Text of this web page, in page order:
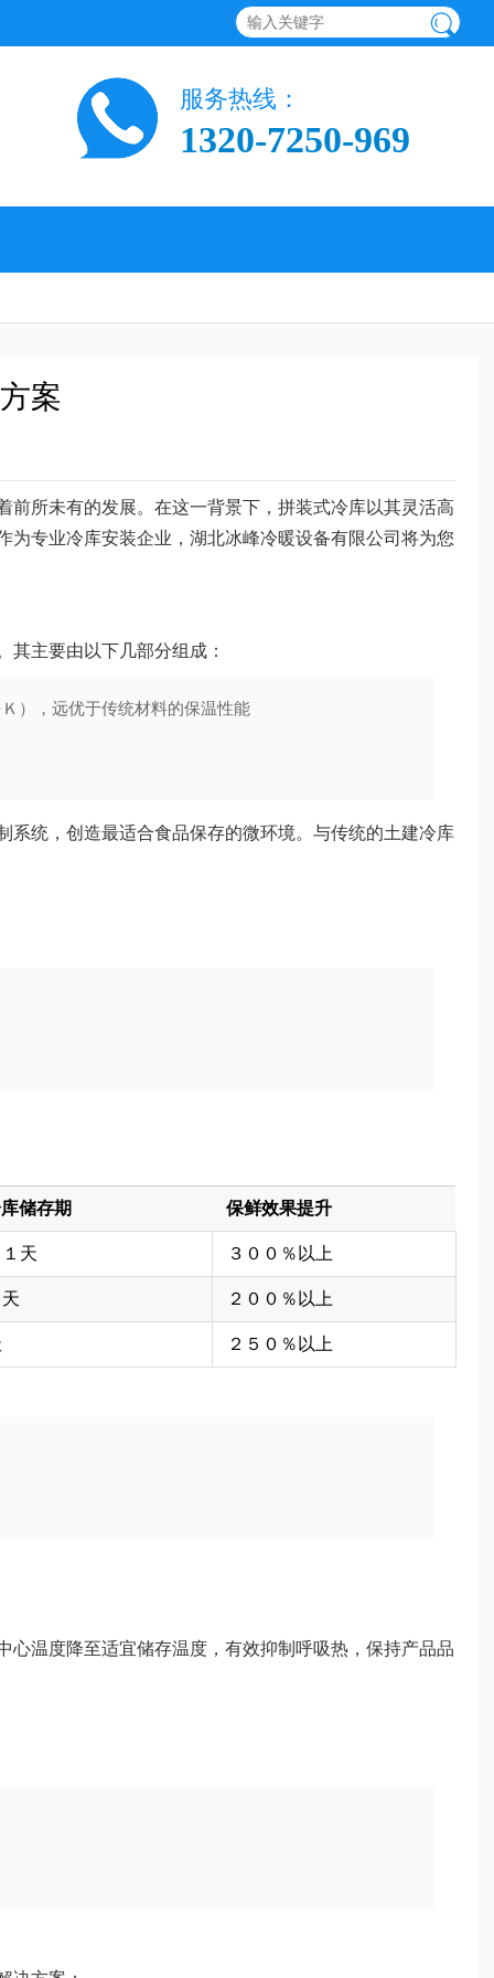
服务热线：
1320-7250-969
案
所未有的发展。在这一背景下，拼装式冷库以其灵活高
专业冷库安装企业，湖北冰峰冷暖设备有限公司将为您
主要由以下几部分组成：
），远优于传统材料的保温性能
统，创造最适合食品保存的微环境。与传统的土建冷库
储存期 保鲜效果提升
天 ３００％以上
２００％以上
２５０％以上
温度降至适宜储存温度，有效抑制呼吸热，保持产品品